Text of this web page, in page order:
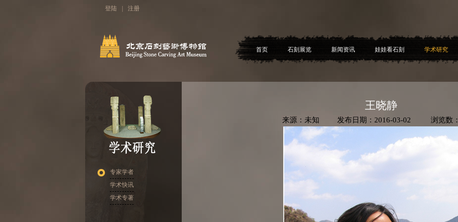
登陆 注册
首页 石刻展览 新闻资讯 娃娃看石刻 学术研究
专家学者
学术快讯
学术专著
王晓静
来源：未知 发布日期：2016-03-02 浏览数：